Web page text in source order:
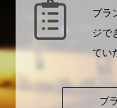
プラ
ジで
てい
プ